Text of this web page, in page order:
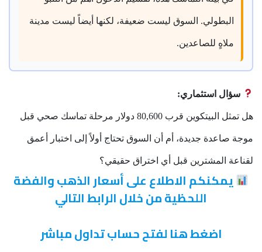
البطولي. السوق ليست ضعيفة، لكنها أيضاً ليست مدينة
ملاهٍ للصاعدين.
سؤال استثماري:
هل تمثل البيتكوين قرب 80,600 دولار مرحلة تماسك صحي قبل
موجة صاعدة جديدة، أم أن السوق تحتاج أولاً إلى اختبار أعمق
لقناعة المشترين قبل أي اختراق حقيقي؟
يمكنكم الاطلاع على أسعار الذهب والفضة
اللحظية من خلال الرابط التالي
اضغط هنا لفتح حساب تداول مباشر